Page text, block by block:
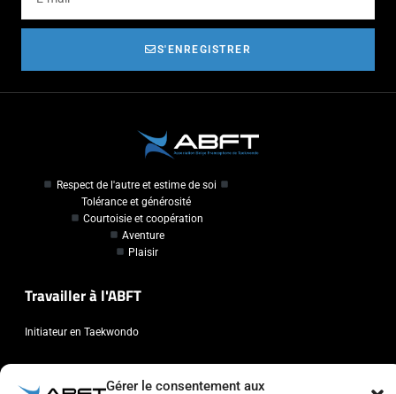
Gérer le consentement aux
S'ENREGISTRER
Respect de l'autre et estime de soi
Tolérance et générosité
Courtoisie et coopération
Aventure
Plaisir
Travailler à l'ABFT
Initiateur en Taekwondo